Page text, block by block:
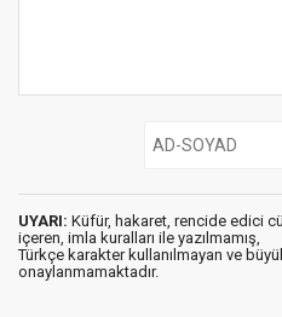
UYARI: Küfür, hakaret, rencide edici
içeren, imla kuralları ile yazılmamış,
Türkçe karakter kullanılmayan ve
onaylanmamaktadır.